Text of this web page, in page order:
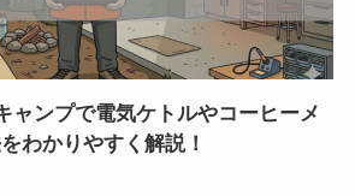
ャンプで電気ケトルやコーヒーメ
わかりやすく解説！